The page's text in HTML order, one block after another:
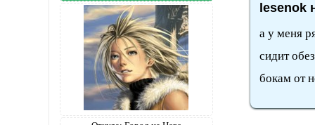
lesenok
а у меня
сидит
бокам от